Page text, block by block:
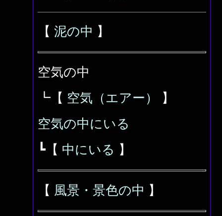
【 泥の中 】
空気の中
┗【 空気（エアー）
】
空気の中にいる
┗【 中にいる 】
【 風景・景色の中 】